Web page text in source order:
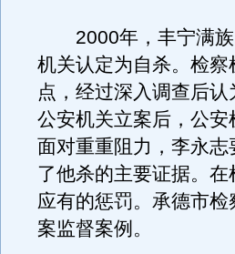
2000年，丰宁满族
机关认定为自杀。检
点，经过深入调查后
公安机关立案后，公
面对重重阻力，李永
了他杀的主要证据。
应有的惩罚。承德市
案监督案例。